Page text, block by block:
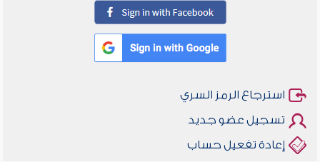
استرجاع الرمز السري
تسجيل عضو جديد
إعادة تفعيل حساب